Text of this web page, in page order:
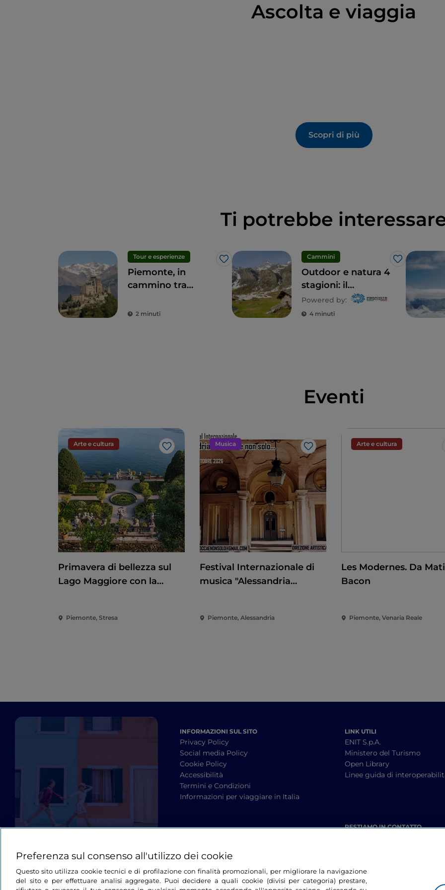
Ascolta e viaggia
Scopri di più
Ti potrebbe
Tour e esperienze
Like
Piemonte, in
cammino tra
2 minuti
Cammini
Like
Outdoor e natura 4
stagioni: il
Piemonte è
l’esperienza che
Powered by:
4 minuti
Eventi
Arte e cultura
Like
Primavera di bellezza sul
Lago Maggiore con la
Piemonte, Stresa
Musica
Like
Festival Internazionale di
musica "Alessandria
Piemonte, Alessandria
Arte e cultura
Les Modernes. Da
Bacon
Piemonte, Venaria Reale
INFORMAZIONI SUL SITO
Privacy Policy
Social media Policy
Cookie Policy
Accessibilità
Termini e Condizioni
Informazioni per viaggiare in Italia
LINK UTILI
ENIT S.p.A.
Ministero del Turismo
Open Library
Linee guida di
RESTIAMO IN CONTATTO
Preferenza sul consenso all'utilizzo dei cookie
Questo sito utilizza cookie tecnici e di profilazione con finalità promozionali, per migliorare la navigazione
del sito e per effettuare analisi aggregate. Puoi decidere a quali cookie (divisi per categoria) prestare,